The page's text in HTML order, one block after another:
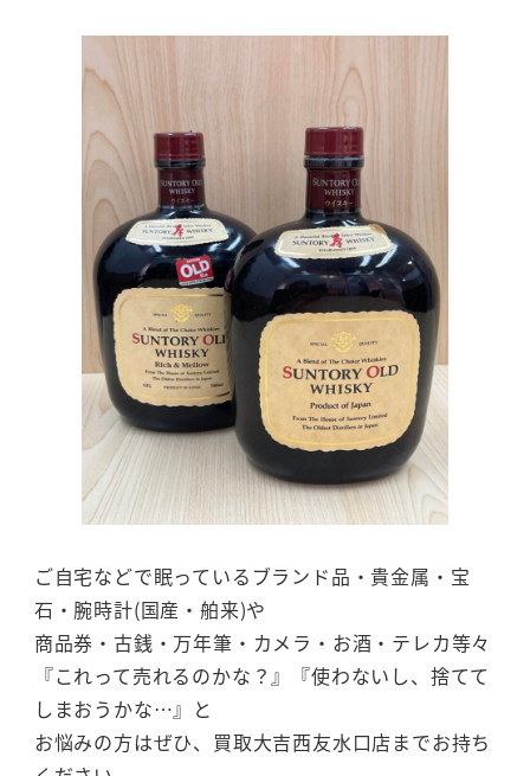
ご自宅などで眠っているブランド品・貴金属・宝
石・腕時計(国産・舶来)や
商品券・古銭・万年筆・カメラ・お酒・テレカ等々
『これって売れるのかな？』『使わないし、捨てて
しまおうかな…』と
お悩みの方はぜひ、買取大吉西友水口店までお持ち